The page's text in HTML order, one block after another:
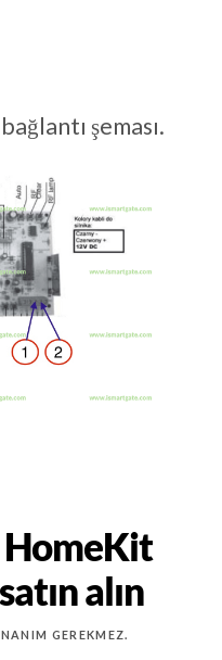
şeması.
HomeKit
alın
GEREKMEZ.